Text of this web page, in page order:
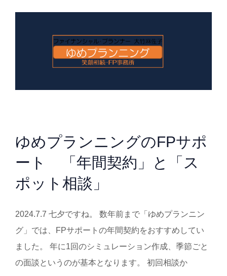
ゆめプランニングのFPサポ
ート 「年間契約」と「ス
ポット相談」
2024.7.7 七夕ですね。 数年前まで「ゆめプランニン
グ」では、FPサポートの年間契約をおすすめしてい
ました。 年に1回のシミュレーション作成、季節ごと
の面談というのが基本となります。 初回相談か